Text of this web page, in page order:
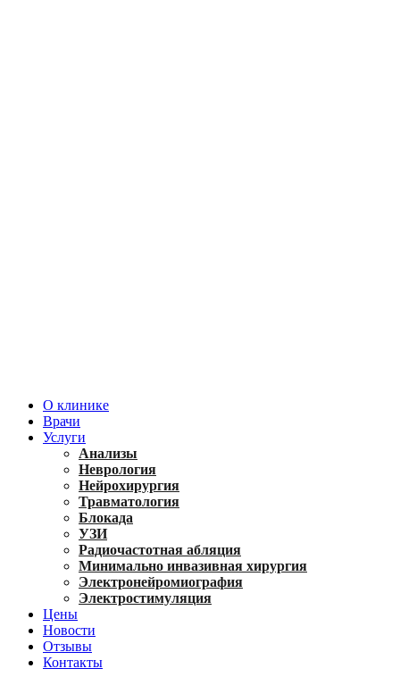
О клинике
Врачи
Услуги
Анализы
Неврология
Нейрохирургия
Травматология
Блокада
УЗИ
Радиочастотная абляция
Минимально инвазивная хирургия
Электронейромиография
Электростимуляция
Цены
Новости
Отзывы
Контакты